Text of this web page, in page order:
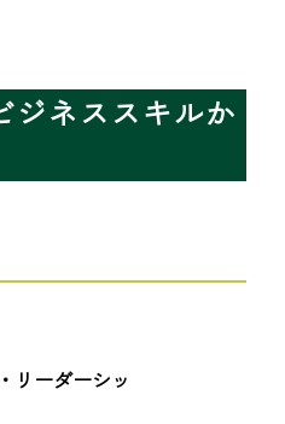
ジネススキルか
リーダーシッ